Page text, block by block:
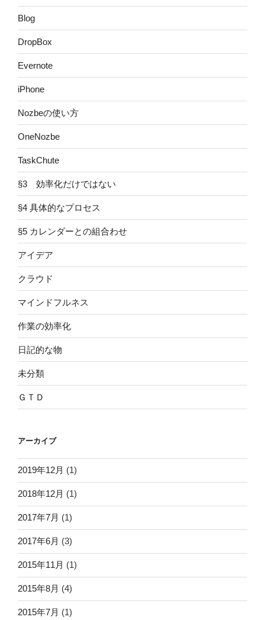
Blog
DropBox
Evernote
iPhone
Nozbeの使い方
OneNozbe
TaskChute
§3 効率化だけではない
§4 具体的なプロセス
§5 カレンダーとの組合わせ
アイデア
クラウド
マインドフルネス
作業の効率化
日記的な物
未分類
ＧＴＤ
アーカイブ
2019年12月 (1)
2018年12月 (1)
2017年7月 (1)
2017年6月 (3)
2015年11月 (1)
2015年8月 (4)
2015年7月 (1)